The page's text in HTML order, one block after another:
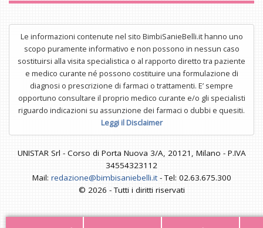
Le informazioni contenute nel sito BimbiSanieBelli.it hanno uno
scopo puramente informativo e non possono in nessun caso
sostituirsi alla visita specialistica o al rapporto diretto tra paziente
e medico curante né possono costituire una formulazione di
diagnosi o prescrizione di farmaci o trattamenti. E’ sempre
opportuno consultare il proprio medico curante e/o gli specialisti
riguardo indicazioni su assunzione dei farmaci o dubbi e quesiti.
Leggi il Disclaimer
UNISTAR Srl - Corso di Porta Nuova 3/A, 20121, Milano - P.IVA
34554323112
Mail: redazione@bimbisaniebelli.it- Tel: 02.63.675.300
© 2026 - Tutti i diritti riservati